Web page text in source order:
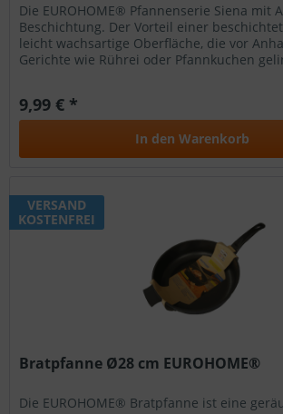
Die EUROHOME® Pfannenserie Siena mit
Beschichtung. Der Vorteil einer
leicht wachsartige Oberfläche, die vor
Gerichte wie Rührei oder Pfannkuchen
9,99 € *
In den Warenkorb
VERSAND
KOSTENFREI
Bratpfanne Ø28 cm EUROHOME®
Die EUROHOME® Bratpfanne ist eine